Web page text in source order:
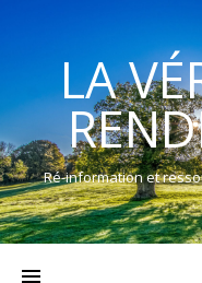
LA
Ré-information et